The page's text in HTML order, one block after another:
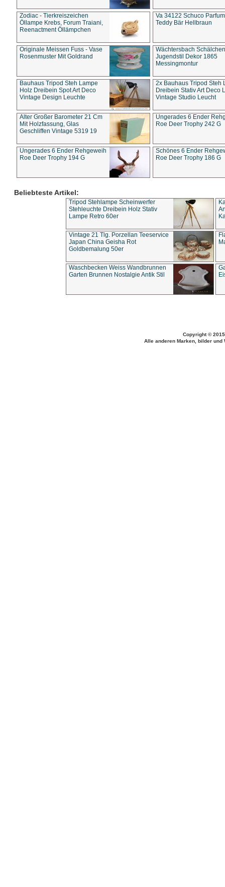
Zodiac - Tierkreiszeichen
Öllampe Krebs, Forum Traiani,
Reenactment Öllämpchen
Va 34122 Schuco
Teddy Bär Hellbraun
Originale Meissen Fuss - Vase
Rosenmuster Mit Goldrand
Wächtersbach Schälchen
Jugendstil Dekor 1865
Messingmontur
Bauhaus Tripod Steh Lampe
Holz Dreibein Spot Art Deco
Vintage Design Leuchte
2x Bauhaus Tripod Steh
Dreibein Stativ Art Deco
Vintage Studio Leucht
Alter Großer Barometer 21 Cm
Mit Holzfassung, Glas
Geschliffen Vintage 5319 19
Ungerades 6 Ender
Roe Deer Trophy 242 G
Ungerades 6 Ender Rehgeweih
Roe Deer Trophy 194 G
Schönes 6 Ender
Roe Deer Trophy 186 G
Beliebteste Artikel:
Tripod Stehlampe Scheinwerfer
Stehleuchte Dreibein Holz Stativ
Lampe Retro 60er
Vintage 21 Tlg. Porzellan Teeservice
Japan China Geisha Rot
Goldbemalung 50er
Waschbecken Weiss Wandbrunnen
Garten Brunnen Nostalgie Antik Stil
Copyright ©
Alle anderen Marken, bilder und